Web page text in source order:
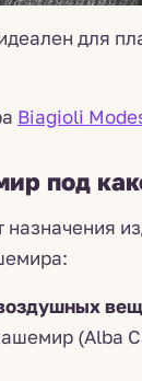
для
Biagioli
под
назначения
(Alba